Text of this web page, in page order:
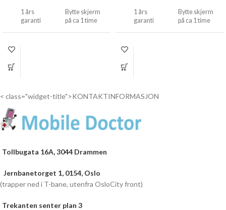
1 års
garanti
Bytte skjerm
på ca 1 time
1 års
garanti
Bytte skjerm
på ca 1 time
< class="widget-title">KONTAKTINFORMASJON
Tollbugata 16A, 3044 Drammen
Jernbanetorget 1, 0154, Oslo
(trapper ned i T-bane, utenfra OsloCity front)
Trekanten senter plan 3